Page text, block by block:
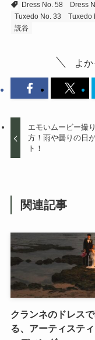
Dress No. 58
Dress
Tuxedo No. 33
Tuxedo
読谷
よ
エモいムービー撮
方！雨や曇りの日
ト！
関連記事
クランネのドレスで
る、アーティステ